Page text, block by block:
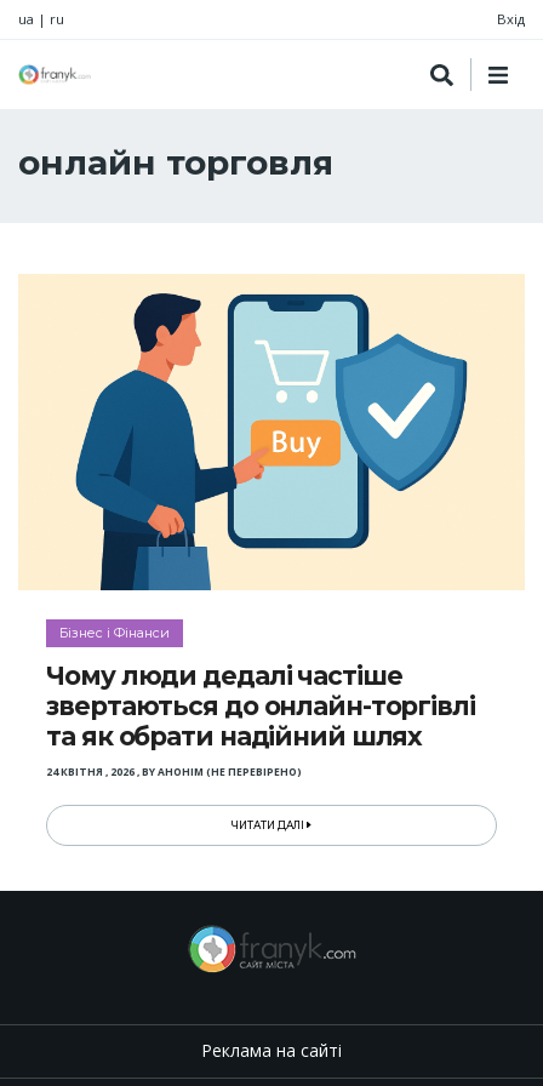
ua | ru Вхід
онлайн торговля
Бізнес і Фінанси
Чому люди дедалі частіше
звертаються до онлайн-торгівлі
та як обрати надійний шлях
24 КВІТНЯ , 2026,BYАНОНІМ (НЕ ПЕРЕВІРЕНО)
ЧИТАТИ ДАЛІ
Реклама на сайті